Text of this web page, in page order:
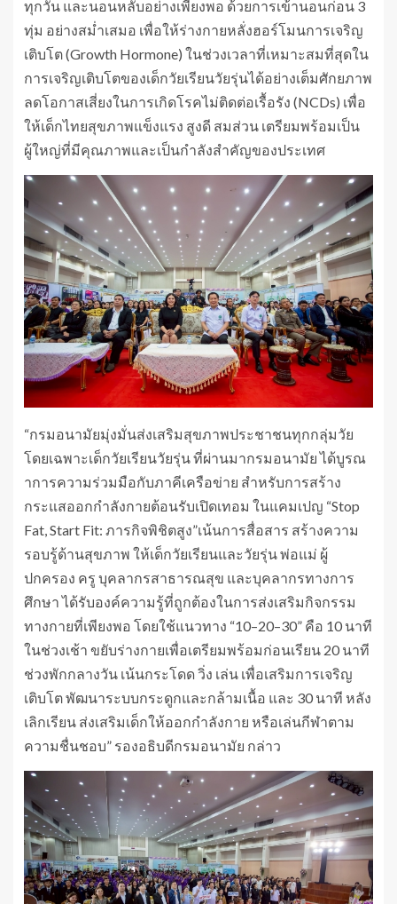
ทุกวัน และนอนหลับอย่างเพียงพอ ด้วยการเข้านอนก่อน 3
ทุ่ม อย่างสม่ำเสมอ เพื่อให้ร่างกายหลั่งฮอร์โมนการเจริญ
เติบโต (Growth Hormone) ในช่วงเวลาที่เหมาะสมที่สุดใน
การเจริญเติบโตของเด็กวัยเรียนวัยรุ่นได้อย่างเต็มศักยภาพ
ลดโอกาสเสี่ยงในการเกิดโรคไม่ติดต่อเรื้อรัง (NCDs) เพื่อ
ให้เด็กไทยสุขภาพแข็งแรง สูงดี สมส่วน เตรียมพร้อมเป็น
ผู้ใหญ่ที่มีคุณภาพและเป็นกำลังสำคัญของประเทศ
“กรมอนามัยมุ่งมั่นส่งเสริมสุขภาพประชาชนทุกกลุ่มวัย
โดยเฉพาะเด็กวัยเรียนวัยรุ่น ที่ผ่านมากรมอนามัย ได้บูรณ
าการความร่วมมือกับภาคีเครือข่าย สำหรับการสร้าง
กระแสออกกำลังกายต้อนรับเปิดเทอม ในแคมเปญ “Stop
Fat, Start Fit: ภารกิจพิชิตสูง”เน้นการสื่อสาร สร้างความ
รอบรู้ด้านสุขภาพ ให้เด็กวัยเรียนและวัยรุ่น พ่อแม่ ผู้
ปกครอง ครู บุคลากรสาธารณสุข และบุคลากรทางการ
ศึกษา ได้รับองค์ความรู้ที่ถูกต้องในการส่งเสริมกิจกรรม
ทางกายที่เพียงพอ โดยใช้แนวทาง “10–20–30” คือ 10 นาที
ในช่วงเช้า ขยับร่างกายเพื่อเตรียมพร้อมก่อนเรียน 20 นาที
ช่วงพักกลางวัน เน้นกระโดด วิ่ง เล่น เพื่อเสริมการเจริญ
เติบโต พัฒนาระบบกระดูกและกล้ามเนื้อ และ 30 นาที หลัง
เลิกเรียน ส่งเสริมเด็กให้ออกกำลังกาย หรือเล่นกีฬาตาม
ความชื่นชอบ” รองอธิบดีกรมอนามัย กล่าว